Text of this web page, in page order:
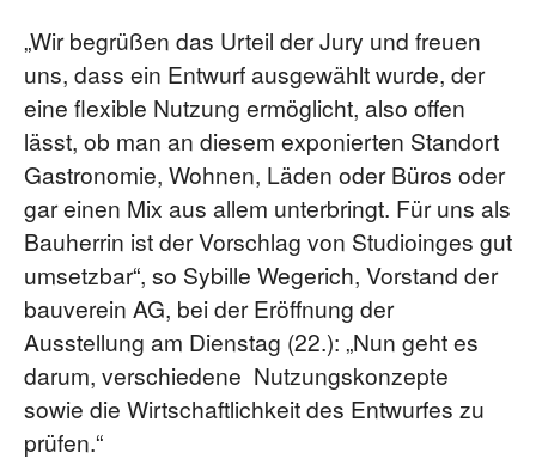
„Wir begrüßen das Urteil der Jury und freuen
uns, dass ein Entwurf ausgewählt wurde, der
eine flexible Nutzung ermöglicht, also offen
lässt, ob man an diesem exponierten Standort
Gastronomie, Wohnen, Läden oder Büros oder
gar einen Mix aus allem unterbringt. Für uns als
Bauherrin ist der Vorschlag von Studioinges gut
umsetzbar“, so Sybille Wegerich, Vorstand der
bauverein AG, bei der Eröffnung der
Ausstellung am Dienstag (22.): „Nun geht es
darum, verschiedene Nutzungskonzepte
sowie die Wirtschaftlichkeit des Entwurfes zu
prüfen.“